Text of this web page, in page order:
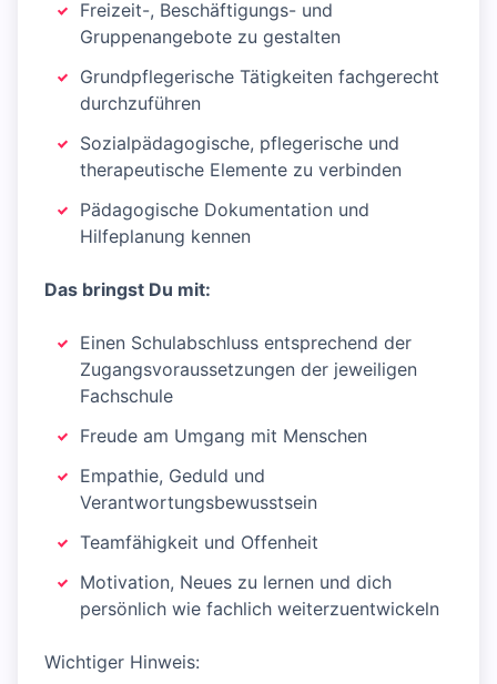
Freizeit-, Beschäftigungs- und
Gruppenangebote zu gestalten
Grundpflegerische Tätigkeiten fachgerecht
durchzuführen
Sozialpädagogische, pflegerische und
therapeutische Elemente zu verbinden
Pädagogische Dokumentation und
Hilfeplanung kennen
Das bringst Du mit:
Einen Schulabschluss entsprechend der
Zugangsvoraussetzungen der jeweiligen
Fachschule
Freude am Umgang mit Menschen
Empathie, Geduld und
Verantwortungsbewusstsein
Teamfähigkeit und Offenheit
Motivation, Neues zu lernen und dich
persönlich wie fachlich weiterzuentwickeln
Wichtiger Hinweis: